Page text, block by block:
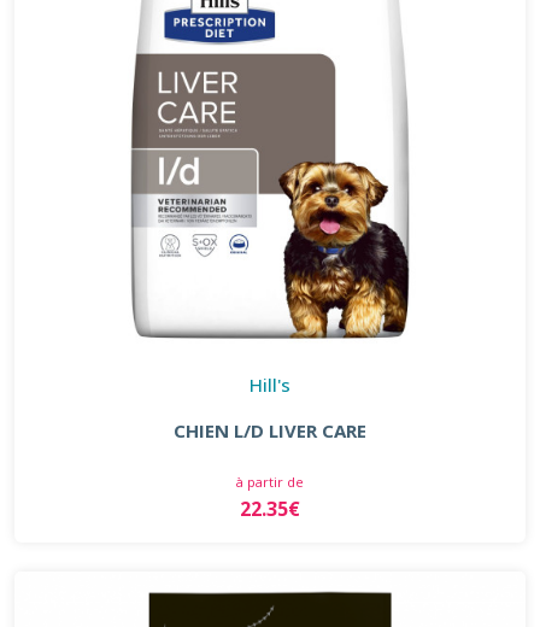
Hill's
CHIEN L/D LIVER CARE
à partir de
22.35€